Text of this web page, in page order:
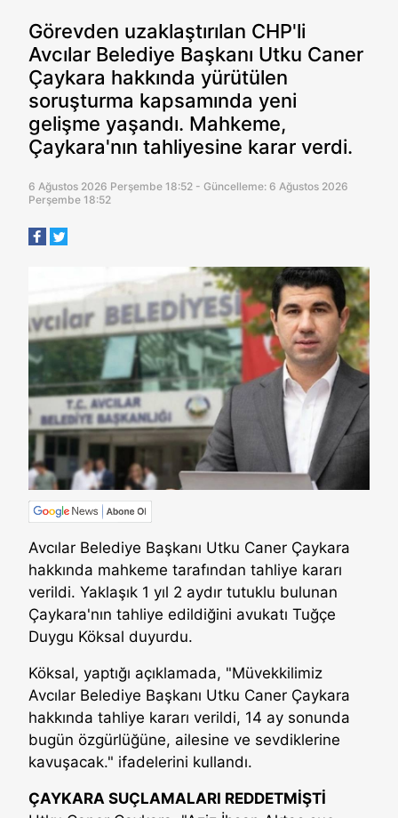
Görevden uzaklaştırılan CHP'li
Avcılar Belediye Başkanı Utku Caner
Çaykara hakkında yürütülen
soruşturma kapsamında yeni
gelişme yaşandı. Mahkeme,
Çaykara'nın tahliyesine karar verdi.
6 Ağustos 2026 Perşembe 18:52 - Güncelleme: 6 Ağustos 2026
Perşembe 18:52
Avcılar Belediye Başkanı Utku Caner Çaykara
hakkında mahkeme tarafından tahliye kararı
verildi. Yaklaşık 1 yıl 2 aydır tutuklu bulunan
Çaykara'nın tahliye edildiğini avukatı Tuğçe
Duygu Köksal duyurdu.
Köksal, yaptığı açıklamada, "Müvekkilimiz
Avcılar Belediye Başkanı Utku Caner Çaykara
hakkında tahliye kararı verildi, 14 ay sonunda
bugün özgürlüğüne, ailesine ve sevdiklerine
kavuşacak." ifadelerini kullandı.
ÇAYKARA SUÇLAMALARI REDDETMİŞTİ